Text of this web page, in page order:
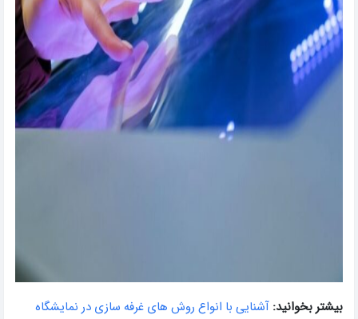
بیشتر بخوانید: آشنایی با انواع روش های غرفه سازی در نمایشگاه